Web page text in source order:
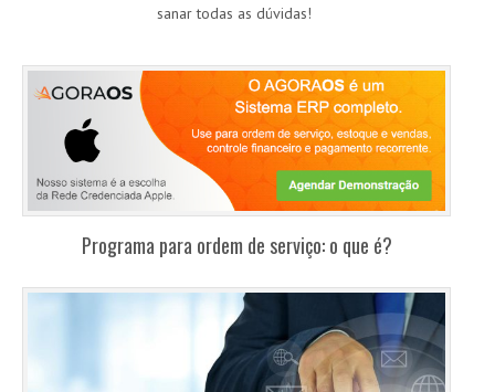
sanar todas as dúvidas!
Programa para ordem de serviço: o que é?